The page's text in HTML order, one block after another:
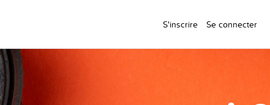
S'inscrire Se connecter